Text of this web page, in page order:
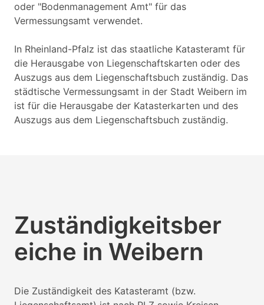
oder "Bodenmanagement Amt" für das
Vermessungsamt verwendet.
In Rheinland-Pfalz ist das staatliche Katasteramt für
die Herausgabe von Liegenschaftskarten oder des
Auszugs aus dem Liegenschaftsbuch zuständig. Das
städtische Vermessungsamt in der Stadt Weibern im
ist für die Herausgabe der Katasterkarten und des
Auszugs aus dem Liegenschaftsbuch zuständig.
Zuständigkeitsber
eiche in Weibern
Die Zuständigkeit des Katasteramt (bzw.